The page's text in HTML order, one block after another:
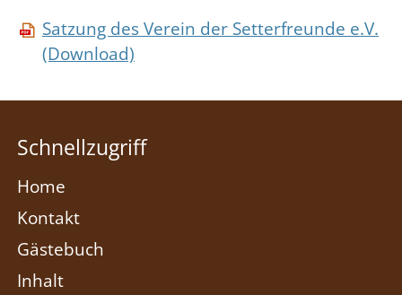
Satzung des Verein der Setterfreunde e.V.
(Download)
Schnellzugriff
Home
Kontakt
Gästebuch
Inhalt